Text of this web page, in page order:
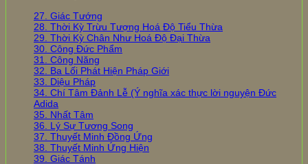
27. Giác Tướng
28. Thời Kỳ Trừu Tượng Hoá Độ Tiểu Thừa
29. Thời Kỳ Chân Như Hoá Độ Đại Thừa
30. Công Đức Phẩm
31. Công Năng
32. Ba Lối Phát Hiện Pháp Giới
33. Diệu Pháp
34. Chí Tâm Đảnh Lễ (Ý nghĩa xác thực lời nguyện Đức
Adida
35. Nhất Tâm
36. Lý Sự Tương Song
37. Thuyết Minh Đồng Ứng
38. Thuyết Minh Ứng Hiện
39. Giác Tánh